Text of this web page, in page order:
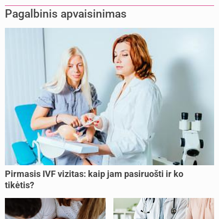
Pagalbinis apvaisinimas
Pirmasis IVF vizitas: kaip jam pasiruošti ir ko
tikėtis?